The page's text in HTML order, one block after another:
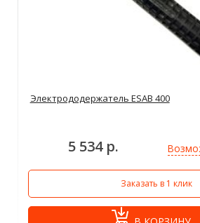
Электрододержатель ESAB 400
5 534 р.
Заказать в 1 клик